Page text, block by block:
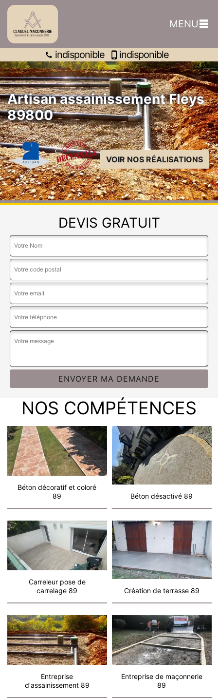
MENU
indisponible indisponible
Artisan assainissement Fleys
89800
VOIR NOS RÉALISATIONS
DEVIS GRATUIT
NOS COMPÉTENCES
Béton décoratif et coloré
89
Béton désactivé 89
Carreleur pose de
carrelage 89
Création de terrasse 89
Entreprise
d'assainissement 89
Entreprise de maçonnerie
89